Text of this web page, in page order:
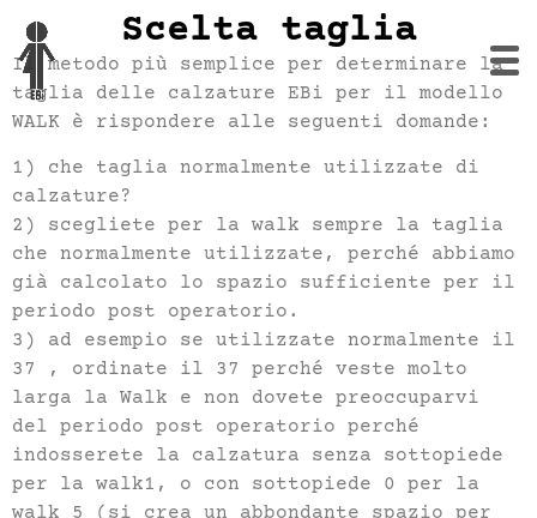
Scelta taglia
Il metodo più semplice per determinare la
taglia delle calzature EBi per il modello
WALK è rispondere alle seguenti domande:
1) che taglia normalmente utilizzate di
calzature?
2) scegliete per la walk sempre la taglia
che normalmente utilizzate, perché abbiamo
già calcolato lo spazio sufficiente per il
periodo post operatorio.
3) ad esempio se utilizzate normalmente il
37 , ordinate il 37 perché veste molto
larga la Walk e non dovete preoccuparvi
del periodo post operatorio perché
indosserete la calzatura senza sottopiede
per la walk1, o con sottopiede 0 per la
walk 5 (si crea un abbondante spazio per